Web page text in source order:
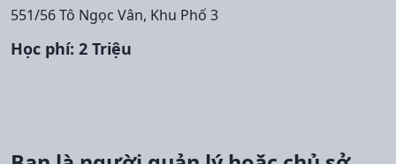
551/56 Tô Ngọc Vân, Khu Phố 3
Học phí: 2 Triệu